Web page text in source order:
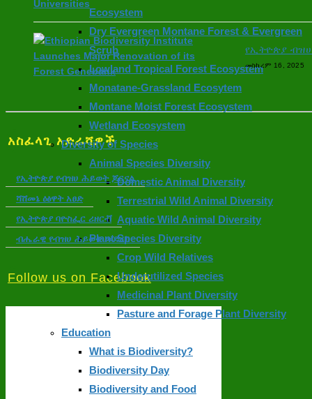
Ecosystem
Dry Evergreen Montane Forest & Evergreen
Scrub
Lowland Tropical Forest Ecosystem
Monatane-Grassland Ecosytem
Montane Moist Forest Ecosystem
Wetland Ecosystem
Diversity of Species
Animal Species Diversity
Domestic Animal Diversity
Terrestrial Wild Animal Diversity
Aquatic Wild Animal Diversity
Plant Species Diversity
Crop Wild Relatives
Underutilized Species
Medicinal Plant Diversity
Pasture and Forage Plant Diversity
Education
What is Biodiversity?
Biodiversity Day
Biodiversity and Food
የኢትዮጵያ ብዝሀ
መስከረም 16, 2025
አስፈላጊ አድራሻዎች
የኢትዮጵያ የብዝሀ ሕይወት ጆርናል
ሻሸመኔ ዕፅዋት አፀድ
የኢትዮጵያ ባዮስፌር ሪዘርቭ
ብሔራዊ የብዝሀ ሕይወት መድረክ
Follow us on Facebook